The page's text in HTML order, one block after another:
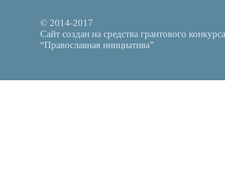
© 2014-2017
Сайт создан на средства грантового конкурса
“Православная инициатива”